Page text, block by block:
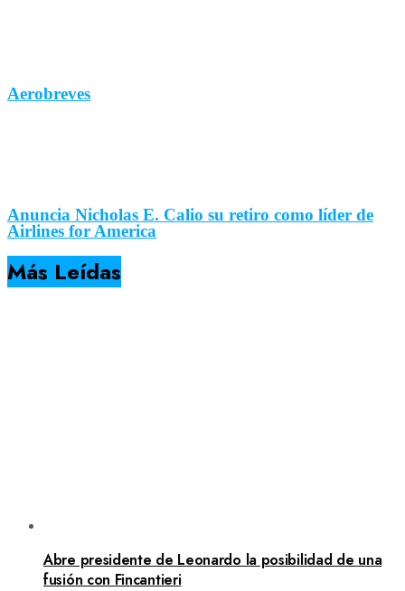
Aerobreves
Anuncia Nicholas E. Calio su retiro como líder de
Airlines for America
Más Leídas
Abre presidente de Leonardo la posibilidad de una
fusión con Fincantieri